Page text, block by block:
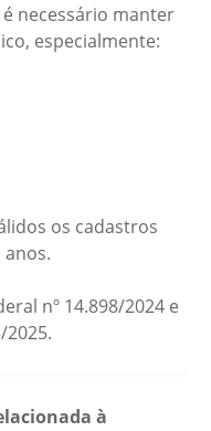
necessário manter
especialmente:
os cadastros
nº 14.898/2024 e
2025.
à